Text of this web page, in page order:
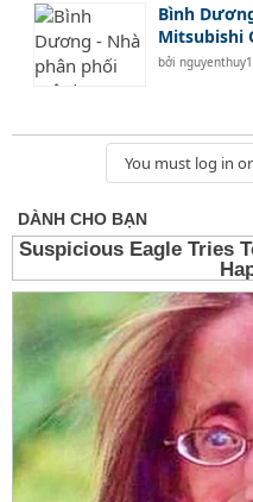
Bình
Mitsubishi
bởi
You must log in